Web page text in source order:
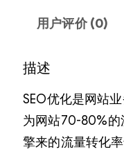
9
0
。
用户评价 (0)
描述
SEO优化是网站
为网站70-80%的
擎来的流量转化